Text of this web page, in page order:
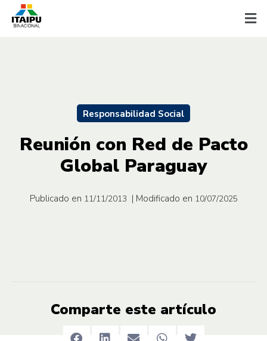
Responsabilidad Social
Reunión con Red de Pacto
Global Paraguay
Publicado en 11/11/2013 | Modificado en 10/07/2025
Comparte este artículo